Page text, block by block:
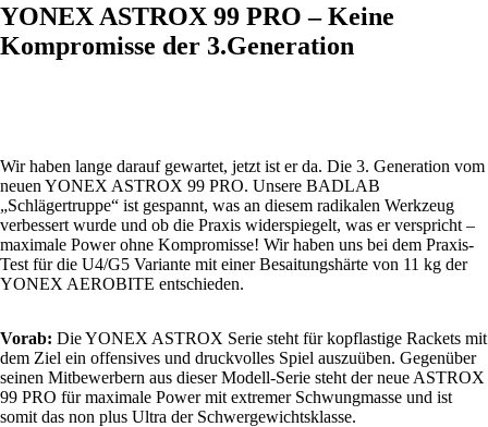
YONEX ASTROX 99 PRO – Keine
Kompromisse der 3.Generation
Wir haben lange darauf gewartet, jetzt ist er da. Die 3. Generation vom
neuen YONEX ASTROX 99 PRO. Unsere BADLAB
„Schlägertruppe“ ist gespannt, was an diesem radikalen Werkzeug
verbessert wurde und ob die Praxis widerspiegelt, was er verspricht –
maximale Power ohne Kompromisse! Wir haben uns bei dem Praxis-
Test für die U4/G5 Variante mit einer Besaitungshärte von 11 kg der
YONEX AEROBITE entschieden.
Vorab: Die YONEX ASTROX Serie steht für kopflastige Rackets mit
dem Ziel ein offensives und druckvolles Spiel auszuüben. Gegenüber
seinen Mitbewerbern aus dieser Modell-Serie steht der neue ASTROX
99 PRO für maximale Power mit extremer Schwungmasse und ist
somit das non plus Ultra der Schwergewichtsklasse.